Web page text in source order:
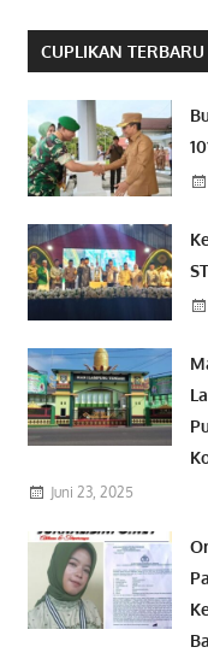
CUPLIKAN TERBARU
Juni 23, 2025